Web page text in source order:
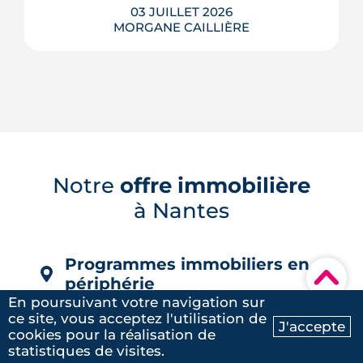
Ma recherche Contactez-nous
▾
03 JUILLET 2026
MORGANE CAILLIÈRE
et placette arborée. Livraison annoncée
en 2029.
LIRE L'ARTICLE
Notre offre immobilière
à Nantes
Programmes immobiliers en
périphérie
Programmes neufs Angers (33)
Programmes neufs Saint-Herblain (12)
En poursuivant votre navigation sur
ce site, vous acceptez l'utilisation de
cookies pour la réalisation de
statistiques de visites.
J'accepte